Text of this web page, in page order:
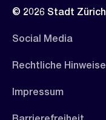
© 2026 Stadt Zürich
Social Media
Rechtliche Hinweise
Impressum